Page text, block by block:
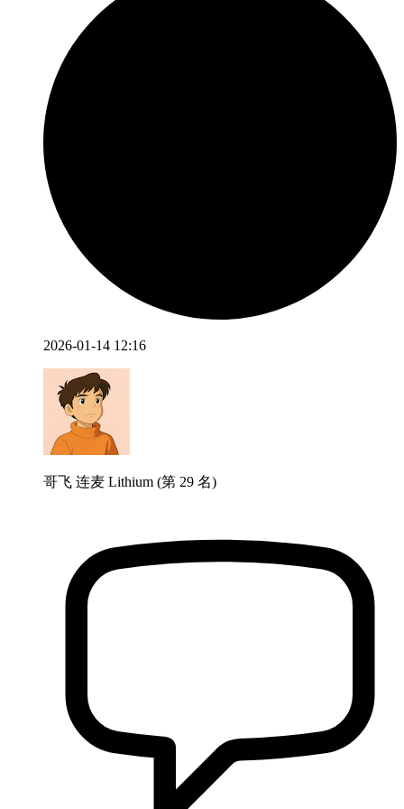
2026-01-14 12:16
哥飞 连麦 Lithium (第 29 名)